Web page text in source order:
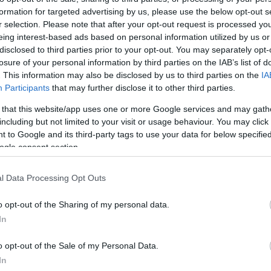
for targeted advertising by us, please use the below opt-out
selection. Please note that after your opt-out request is processed
interest-based ads based on personal information utilized by us
to third parties prior to your opt-out. You may separately
of your personal information by third parties on the IAB’s list of
This information may also be disclosed by us to third parties on the
Participants that may further disclose it to other third parties.
that this website/app uses one or more Google services and may
but not limited to your visit or usage behaviour. You may
to Google and its third-party tags to use your data for below
consent section.
Data Processing Opt Outs
opt-out of the Sharing of my personal data.
opt-out of the Sale of my Personal Data.
negyedben olyan kiemelkedő együttesek,
Zenekar, a Budapesti
Community Gospel Choir, a Balanescu
Ránki Dezső, Baráti Kristóf, Leonidas Kavakos,
Bona, Antonio Sanchez, Oláh Kálmán, Szakcsi
Harcsa Veronika, Szalóki Ágnes, a Csík
Lajkó Félix